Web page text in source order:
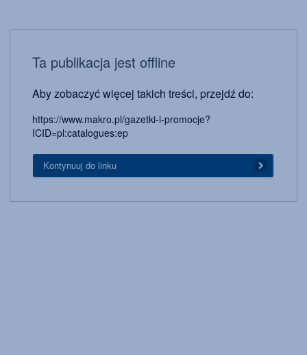
Ta publikacja jest offline
Aby zobaczyć więcej takich treści, przejdź do:
https://www.makro.pl/gazetki-i-promocje?
ICID=pl:catalogues:ep
Kontynuuj do linku